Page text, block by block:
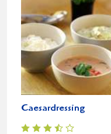
Caesardressing